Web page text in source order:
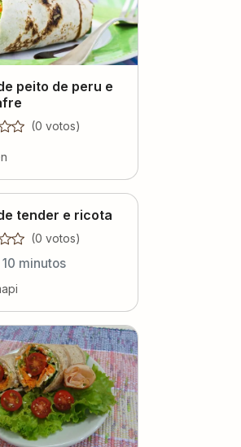
peito de peru e
(0 votos)
tender e ricota
(0 votos)
10 minutos